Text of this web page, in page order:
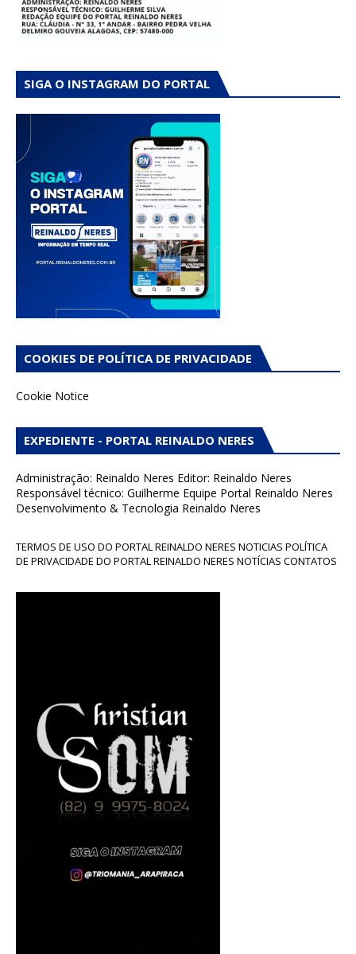
SIGA O INSTAGRAM DO PORTAL
COOKIES DE POLÍTICA DE PRIVACIDADE
Cookie Notice
EXPEDIENTE - PORTAL REINALDO NERES
Administração: Reinaldo Neres Editor: Reinaldo Neres
Responsável técnico: Guilherme Equipe Portal Reinaldo Neres
Desenvolvimento & Tecnologia Reinaldo Neres
TERMOS DE USO DO PORTAL REINALDO NERES NOTICIAS POLÍTICA
DE PRIVACIDADE DO PORTAL REINALDO NERES NOTÍCIAS CONTATOS